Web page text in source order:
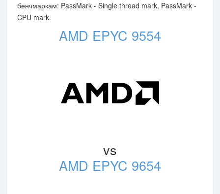
бенчмаркам: PassMark - Single thread mark, PassMark -
CPU mark.
AMD EPYC 9554
vs
AMD EPYC 9654